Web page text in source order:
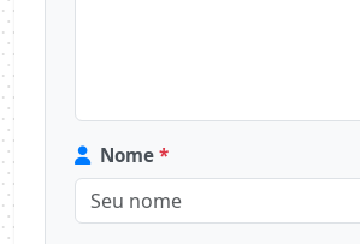
Nome *